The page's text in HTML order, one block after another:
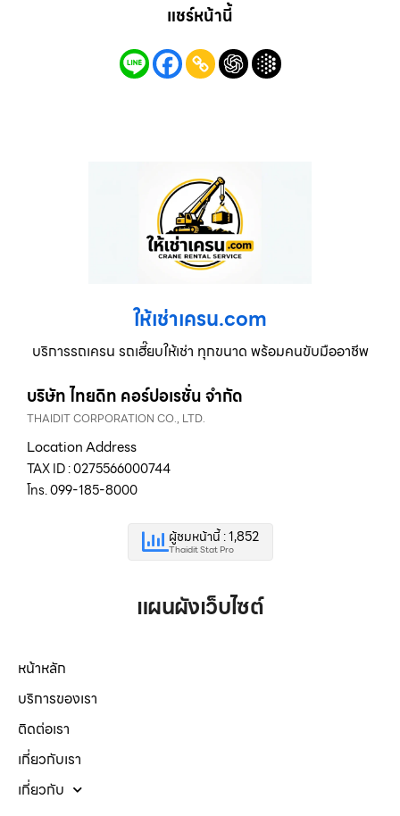
แชร์หน้านี้
ให้เช่าเครน.com
บริการรถเครน รถเฮี๊ยบให้เช่า ทุกขนาด พร้อมคนขับมืออาชีพ
บริษัท ไทยดิท คอร์ปอเรชั่น จำกัด
THAIDIT CORPORATION CO., LTD.
Location Address
TAX ID : 0275566000744
โทร. 099-185-8000
ผู้ชมหน้านี้ : 1,852
Thaidit Stat Pro
แผนผังเว็บไซต์
หน้าหลัก
บริการของเรา
ติดต่อเรา
เกี่ยวกับเรา
เกี่ยวกับ